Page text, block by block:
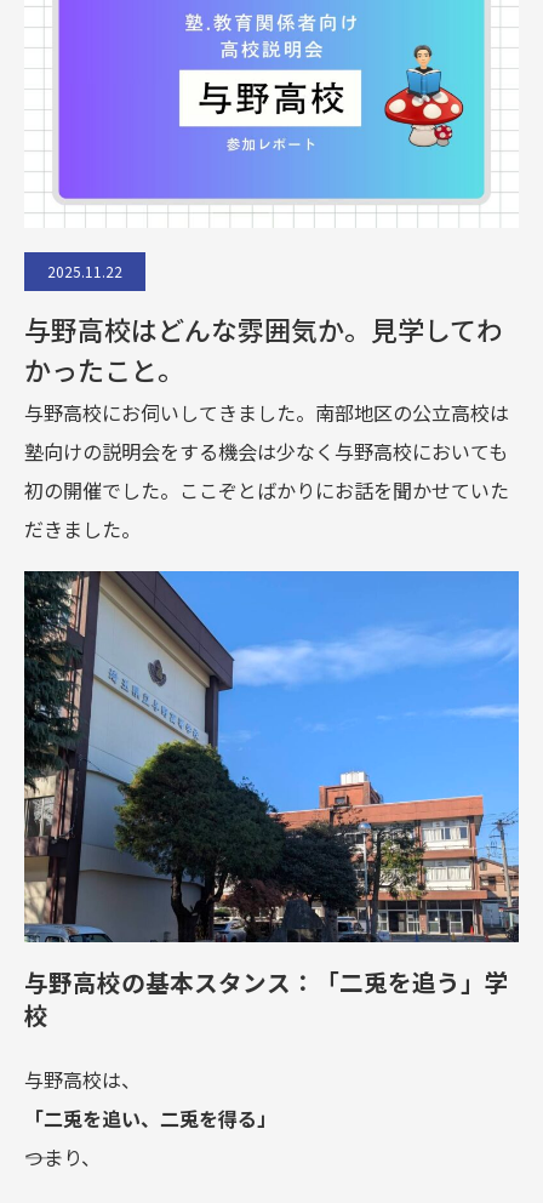
2025.11.22
与野高校はどんな雰囲気か。見学してわ
かったこと。
与野高校にお伺いしてきました。南部地区の公立高校は
塾向けの説明会をする機会は少なく与野高校においても
初の開催でした。ここぞとばかりにお話を聞かせていた
だきました。
与野高校の基本スタンス：「二兎を追う」学
校
与野高校は、
「二兎を追い、二兎を得る」
――つまり、